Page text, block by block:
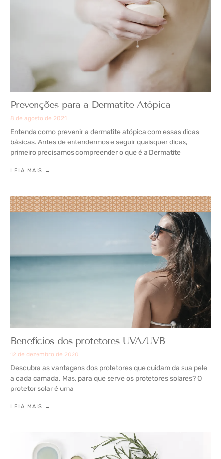
Prevenções para a Dermatite Atópica
8 de agosto de 2021
Entenda como prevenir a dermatite atópica com essas dicas
básicas. Antes de entendermos e seguir quaisquer dicas,
primeiro precisamos compreender o que é a Dermatite
LEIA MAIS →
Benefícios dos protetores UVA/UVB
12 de dezembro de 2020
Descubra as vantagens dos protetores que cuidam da sua pele
a cada camada. Mas, para que serve os protetores solares? O
protetor solar é uma
LEIA MAIS →